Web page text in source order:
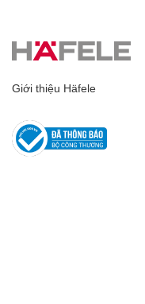
Giới thiệu Häfele